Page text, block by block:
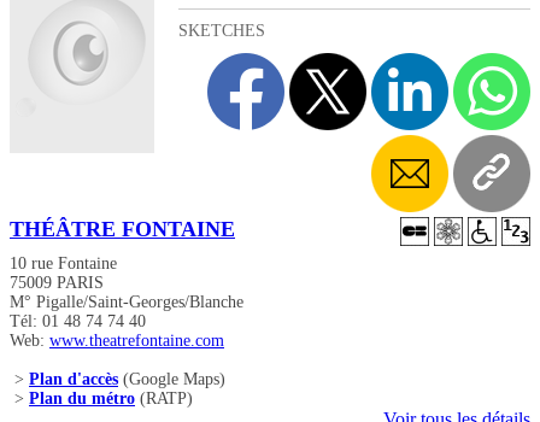
SKETCHES
THÉÂTRE FONTAINE
10 rue Fontaine
75009 PARIS
M° Pigalle/Saint-Georges/Blanche
Tél: 01 48 74 74 40
Web: www.theatrefontaine.com
> Plan d'accès (Google Maps)
> Plan du métro (RATP)